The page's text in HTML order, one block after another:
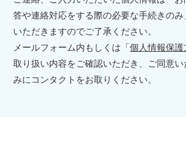
答や連絡対応をする際の必要な手続きのみ
いただきますのでご了承ください。
メールフォーム内もしくは「個人情報保護
取り扱い内容をご確認いただき、ご同意
みにコンタクトをお取りください。